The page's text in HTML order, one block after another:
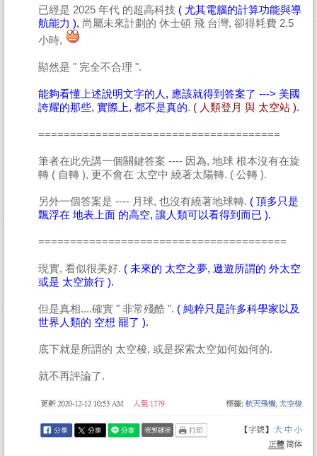
已經是 2025 年代 的超高科技 ( 尤其電腦的計算功能與導
航能力 ), 尚屬未來計劃的 休士頓 飛 台灣, 卻得耗費 2.5
小時,
顯然是 " 完全不合理 ".
能夠看懂上述說明文字的人, 應該就得到答案了 ---> 美國
誇耀的那些, 實際上, 都不是真的. ( 人類登月 與 太空站 ).
======================================
筆者在此先講一個關鍵答案 ---- 因為, 地球 根本沒有在旋
轉 ( 自轉 ), 更不會在 太空中 繞著太陽轉. ( 公轉 ).
另外一個答案是 ---- 月球, 也沒有繞著地球轉. ( 頂多只是
飄浮在 地表上面 的高空, 讓人類可以看得到而已 ).
=======================================
現實, 看似很美好. ( 未來的 太空之夢, 遨遊所謂的 外太空
或是 太空旅行 ).
但是真相....確實 " 非常殘酷 ". ( 純粹只是許多科學家以及
世界人類的 空想 罷了 ).
底下就是所謂的 太空梭, 或是探索太空如何如何的.
就不再評論了.